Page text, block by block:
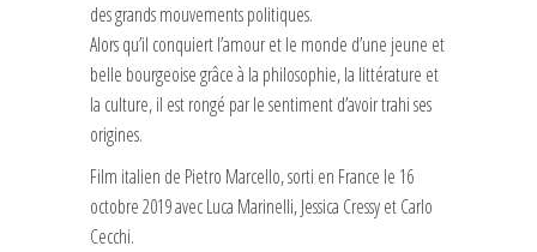
des grands mouvements politiques.
Alors qu’il conquiert l’amour et le monde d’une jeune et
belle bourgeoise grâce à la philosophie, la littérature et
la culture, il est rongé par le sentiment d’avoir trahi ses
origines.
Film italien de Pietro Marcello, sorti en France le 16
octobre 2019 avec Luca Marinelli, Jessica Cressy et Carlo
Cecchi.